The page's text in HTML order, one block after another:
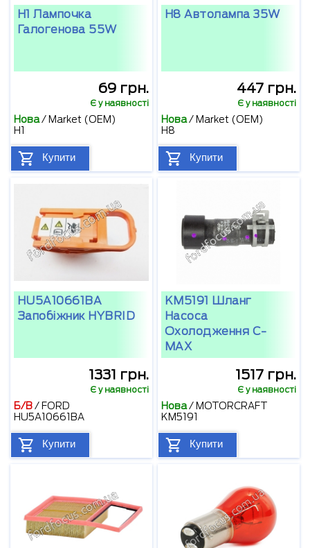
H1 Лампочка
Галогенова 55W
69 грн.
Є у наявності
Нова/ Market (OEM)
H1
Купити
H8 Автолампа 35W
447 грн.
Є у наявності
Нова/ Market (OEM)
H8
Купити
HU5A10661BA
Запобіжник HYBRID
1331 грн.
Є у наявності
Б/В/ FORD
HU5A10661BA
Купити
KM5191 Шланг
Насоса
Охолодження С-
МАХ
1517 грн.
Є у наявності
Нова/ MOTORCRAFT
KM5191
Купити